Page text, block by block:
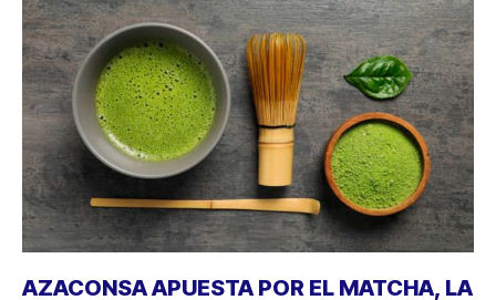
AZACONSA APUESTA POR EL MATCHA, LA